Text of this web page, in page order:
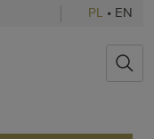
PL • EN